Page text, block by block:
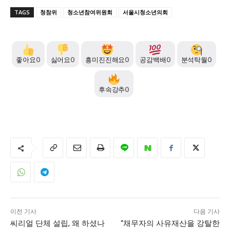
TAGS 청참위 청소년참여위원회 서울시청소년의회
좋아요0 싫어요0 흥미진진해요0 공감백배0 분석탁월0
후속강추0
이전 기사
씨리얼 단체 설립, 왜 하셨나
다음 기사
“채무자의 사유재산을 강탈한